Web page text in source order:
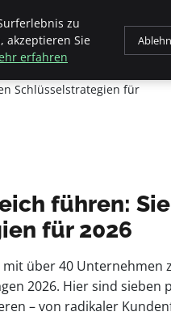
Schlüsselstrategien für
führen:
für 2026
über 40 Unternehmen
2026. Hier sind sieben
– von radikaler
zu
akzeptieren Sie
erfahren